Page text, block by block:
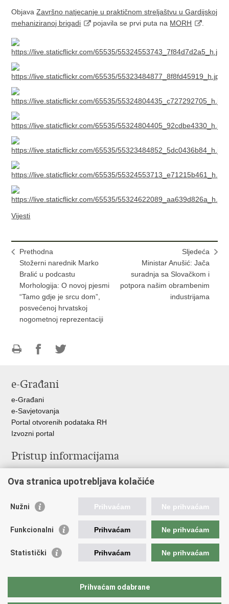
ObjavaZavršno natjecanje u praktičnom streljaštvu u Gardijskoj
mehaniziranoj brigadi
pojavila se prvi puta na MORH
Vijesti
Prethodna
Stožerni narednik Marko
Bralić u podcastu
Morhologija: O novoj pjesmi
“Tamo gdje je srcu dom”,
posvećenoj hrvatskoj
nogometnoj reprezentaciji
Sljedeća
Ministar Anušić: Jača
suradnja sa Slovačkom i
potpora našim obrambenim
industrijama
FacebookuTwitteru
e-Građani
e-Građani
e-Savjetovanja
Portal otvorenih podataka RH
Izvozni portal
Pristup informacijama
Izjava o pristupačnosti
Ravnopravnost spolova u MORH-u i OSRH
Važne poveznice
Vlada RH
Hrvatski Sabor
Ova stranica upotrebljava kolačiće
Nužni Prihvaćam Ne prihvaćam
Funkcionalni Prihvaćam Ne prihvaćam
Statistički Prihvaćam Ne prihvaćam
Prihvaćam odabrane